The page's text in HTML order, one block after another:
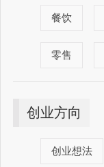
餐饮
零售
创业方向
创业想法